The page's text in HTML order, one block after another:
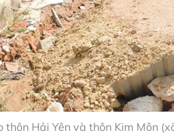
Hải Yên và thôn Kim Môn